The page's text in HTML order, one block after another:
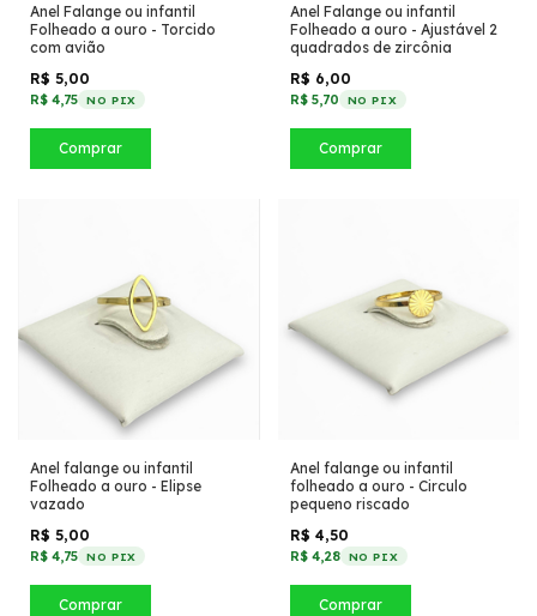
Anel Falange ou infantil
Folheado a ouro - Torcido
com avião
R$ 5,00
R$ 4,75 NO PIX
Comprar
Anel Falange ou infantil
Folheado a ouro - Ajustável 2
quadrados de zircônia
R$ 6,00
R$ 5,70 NO PIX
Comprar
Anel falange ou infantil
Folheado a ouro - Elipse
vazado
R$ 5,00
R$ 4,75 NO PIX
Comprar
Anel falange ou infantil
folheado a ouro - Circulo
pequeno riscado
R$ 4,50
R$ 4,28 NO PIX
Comprar